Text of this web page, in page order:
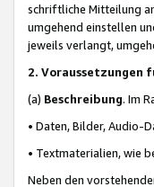
schriftliche Mitteilung
umgehend einstellen
jeweils verlangt,
2. Voraussetzungen
(a) Beschreibung. Im
• Daten, Bilder, Audio-
• Textmaterialien, wie
Neben den